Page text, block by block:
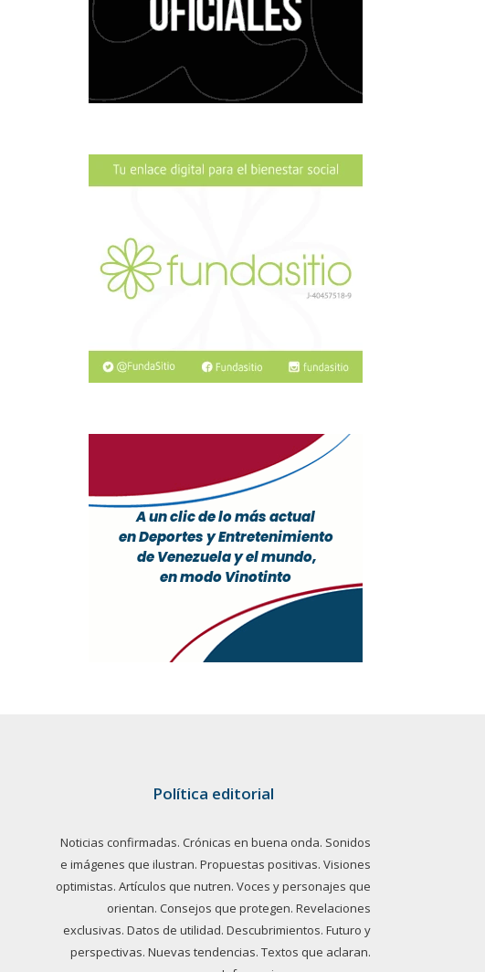
Política editorial
Noticias confirmadas. Crónicas en buena onda. Sonidos
e imágenes que ilustran. Propuestas positivas. Visiones
optimistas. Artículos que nutren. Voces y personajes que
orientan. Consejos que protegen. Revelaciones
exclusivas. Datos de utilidad. Descubrimientos. Futuro y
perspectivas. Nuevas tendencias. Textos que aclaran.